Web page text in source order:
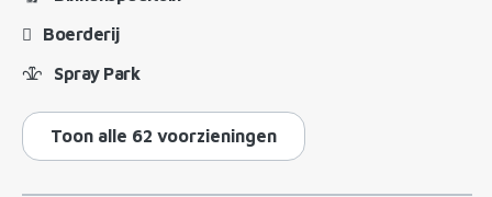
Boerderij
Spray Park
Toon alle 62 voorzieningen